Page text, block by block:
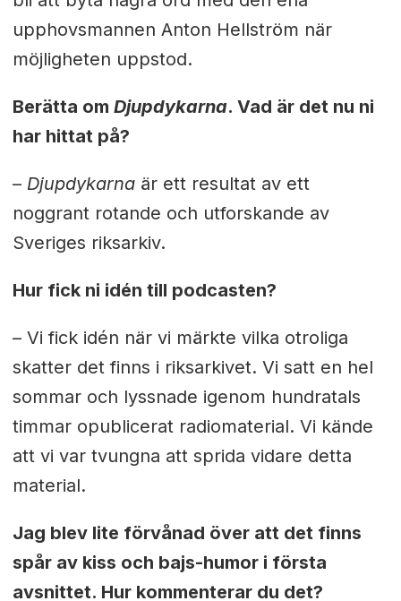
upphovsmannen Anton Hellström när
möjligheten uppstod.
Berätta om Djupdykarna. Vad är det nu ni
har hittat på?
– Djupdykarnaär ett resultat av ett
noggrant rotande och utforskande av
Sveriges riksarkiv.
Hur fick ni idén till podcasten?
– Vi fick idén när vi märkte vilka otroliga
skatter det finns i riksarkivet. Vi satt en hel
sommar och lyssnade igenom hundratals
timmar opublicerat radiomaterial. Vi kände
att vi var tvungna att sprida vidare detta
material.
Jag blev lite förvånad över att det finns
spår av kiss och bajs-humor i första
avsnittet. Hur kommenterar du det?